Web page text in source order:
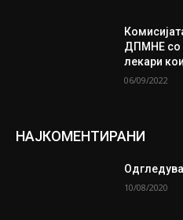
ДПМНЕ со
лекари
06/09/2022
НАЈКОМЕНТИРАНИ
10/08/2020